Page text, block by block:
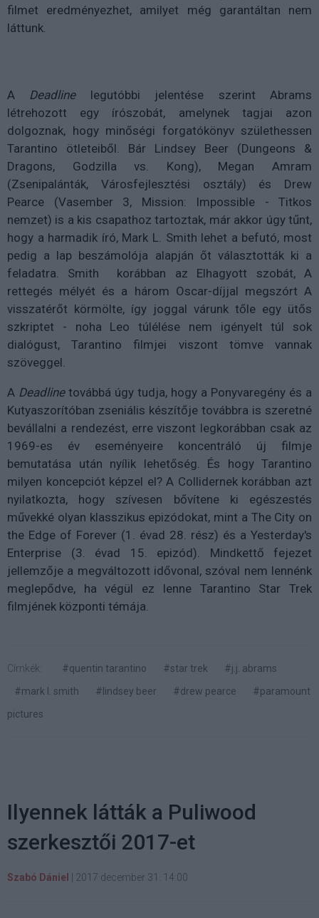
filmet eredményezhet, amilyet még garantáltan nem
láttunk.
A Deadlinelegutóbbi jelentése szerint Abrams
létrehozott egy írószobát, amelynek tagjai azon
dolgoznak, hogy minőségi forgatókönyv születhessen
Tarantino ötleteiből. Bár Lindsey Beer (Dungeons &
Dragons, Godzilla vs. Kong), Megan Amram
(Zsenipalánták, Városfejlesztési osztály) és Drew
Pearce (Vasember 3, Mission: Impossible - Titkos
nemzet) is a kis csapathoz tartoztak, már akkor úgy tűnt,
hogy a harmadik író, Mark L. Smith lehet a befutó, most
pedig a lap beszámolója alapján őt választották ki a
feladatra. Smith korábban az Elhagyott szobát, A
rettegés mélyét és a három Oscar-díjjal megszórt A
visszatérőt körmölte, így joggal várunk tőle egy ütős
szkriptet - noha Leo túlélése nem igényelt túl sok
dialógust, Tarantino filmjei viszont tömve vannak
szöveggel.
A Deadlinetovábbá úgy tudja, hogy a Ponyvaregény és a
Kutyaszorítóban zseniális készítője továbbra is szeretné
bevállalni a rendezést, erre viszont legkorábban csak az
1969-es év eseményeire koncentráló új filmje
bemutatása után nyílik lehetőség. És hogy Tarantino
milyen koncepciót képzel el? A Collidernek korábban azt
nyilatkozta, hogy szívesen bővítene ki egészestés
művekké olyan klasszikus epizódokat, mint a The City on
the Edge of Forever (1. évad 28. rész) és a Yesterday's
Enterprise (3. évad 15. epizód). Mindkettő fejezet
jellemzője a megváltozott idővonal, szóval nem lennénk
meglepődve, ha végül ez lenne Tarantino Star Trek
filmjének központi témája.
Címkék: #quentin tarantino #star trek
#j.j. abrams
#mark l. smith
#lindsey beer #drew pearce
#paramount
pictures
Ilyennek látták a Puliwood
szerkesztői 2017-et
Szabó Dániel 2017 december 31. 14:00